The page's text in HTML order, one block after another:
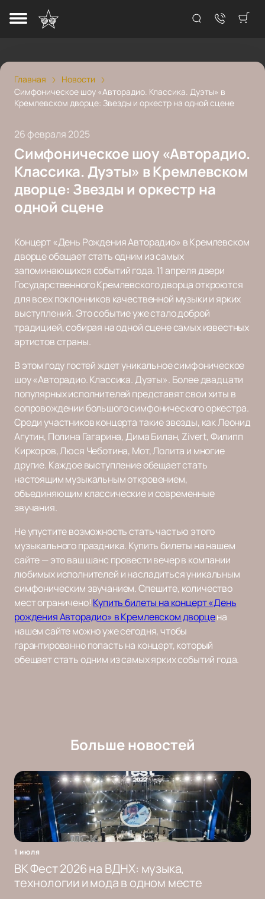
Главная
Новости
Симфоническое шоу «Авторадио. Классика. Дуэты» в
Кремлевском дворце: Звезды и оркестр на одной сцене
26 февраля 2025
Симфоническое шоу «Авторадио.
Классика. Дуэты» в Кремлевском
дворце: Звезды и оркестр на
одной сцене
Концерт «День Рождения Авторадио» в Кремлевском
дворце обещает стать одним из самых
запоминающихся событий года. 11 апреля двери
Государственного Кремлевского дворца откроются
для всех поклонников качественной музыки и ярких
выступлений. Это событие уже стало доброй
традицией, собирая на одной сцене самых известных
артистов страны.
В этом году гостей ждет уникальное симфоническое
шоу «Авторадио. Классика. Дуэты». Более двадцати
популярных исполнителей представят свои хиты в
сопровождении большого симфонического оркестра.
Среди участников концерта такие звезды, как Леонид
Агутин, Полина Гагарина, Дима Билан, Zivert, Филипп
Киркоров, Люся Чеботина, Мот, Лолита и многие
другие. Каждое выступление обещает стать
настоящим музыкальным откровением,
объединяющим классические и современные
звучания.
Не упустите возможность стать частью этого
музыкального праздника. Купить билеты на нашем
сайте — это ваш шанс провести вечер в компании
любимых исполнителей и насладиться уникальным
симфоническим звучанием. Спешите, количество
мест ограничено! Купить билеты на концерт «День
рождения Авторадио» в Кремлевском дворцена
нашем сайте можно уже сегодня, чтобы
гарантированно попасть на концерт, который
обещает стать одним из самых ярких событий года.
Больше новостей
1 июля
ВК Фест 2026 на ВДНХ: музыка,
технологии и мода в одном месте